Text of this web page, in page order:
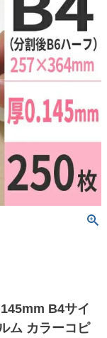
B4サイ
ム カラーコピ